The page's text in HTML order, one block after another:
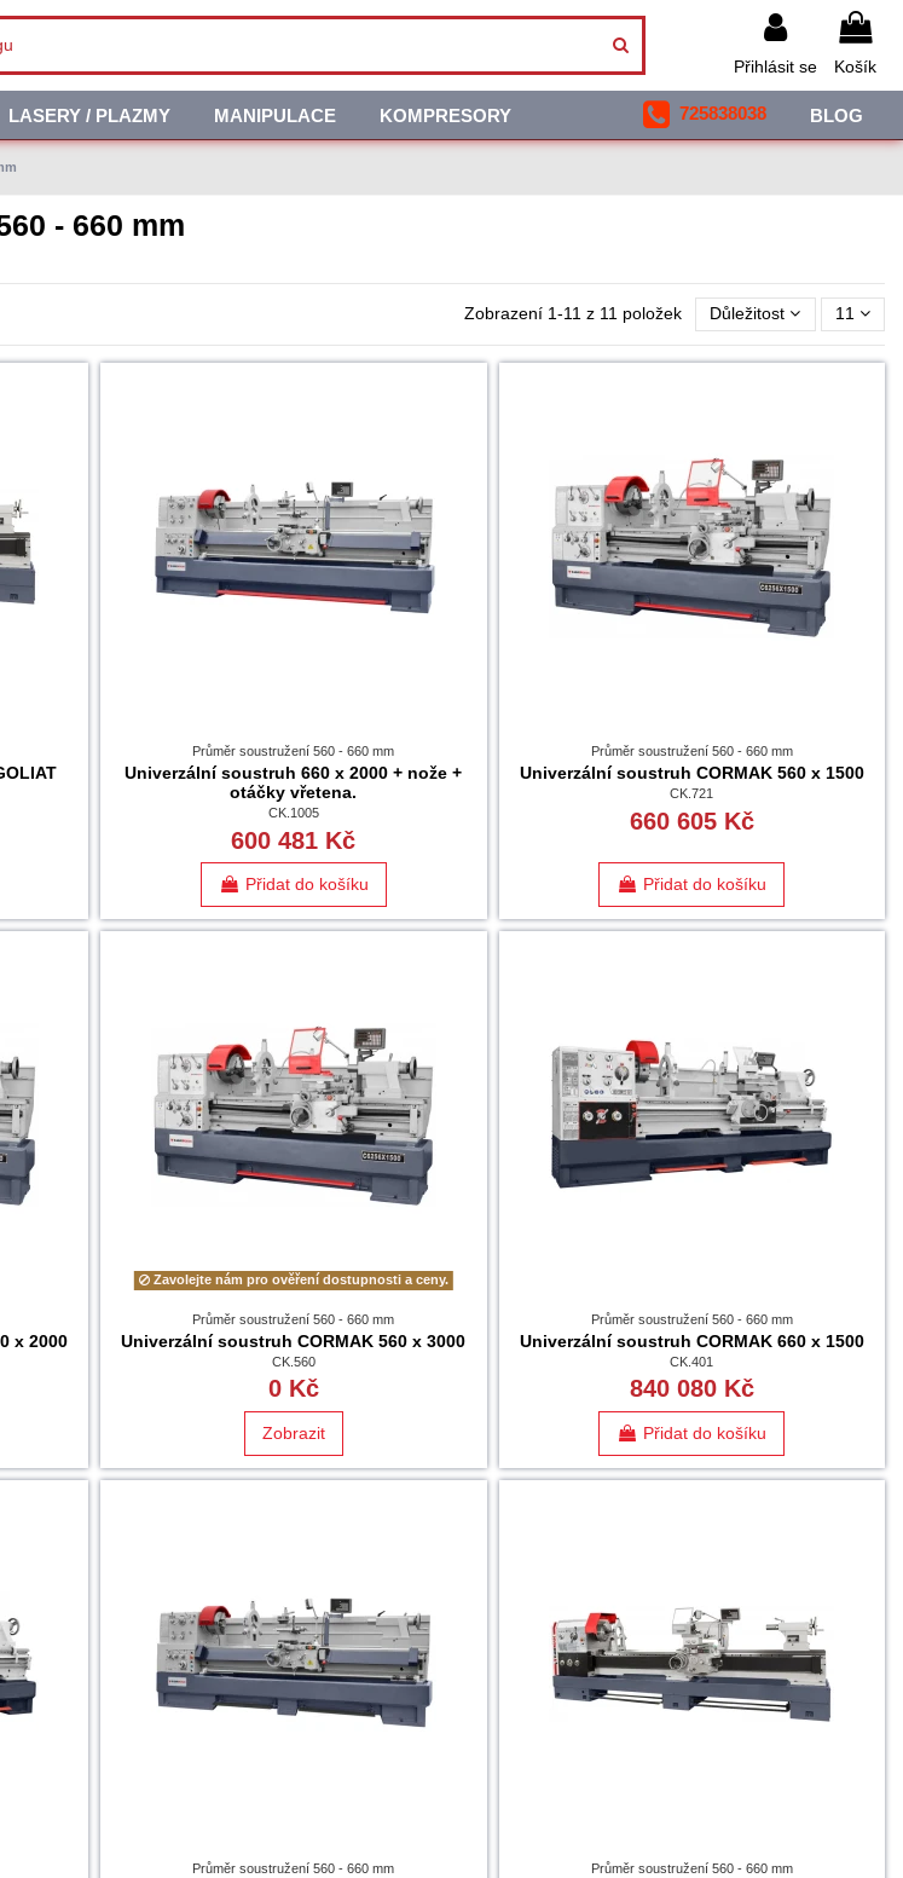
Přihlásit se Košík
LASERY / PLAZMY MANIPULACE KOMPRESORY BLOG
725838038
- 660 mm
Zobrazení 1-11 z 11 položek Důležitost 11
Průměr soustružení 560 - 660 mm
Univerzální soustruh 660 x 2000 + nože +
otáčky vřetena.
CK.1005
600 481 Kč
Přidat do košíku
Průměr soustružení 560 - 660 mm
Univerzální soustruh CORMAK 560 x 1500
CK.721
660 605 Kč
Přidat do košíku
x 2000
Zavolejte nám pro ověření dostupnosti a ceny.
Průměr soustružení 560 - 660 mm
Univerzální soustruh CORMAK 560 x 3000
CK.560
0 Kč
Zobrazit
Průměr soustružení 560 - 660 mm
Univerzální soustruh CORMAK 660 x 1500
CK.401
840 080 Kč
Přidat do košíku
Průměr soustružení 560 - 660 mm Průměr soustružení 560 - 660 mm